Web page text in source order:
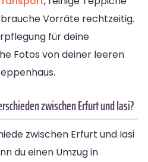
Vorräte rechtzeitig.
für deine
Fotos von deiner leeren
zwischen Erfurt und Iasi?
zwischen Erfurt und Iasi
du einen Umzug in